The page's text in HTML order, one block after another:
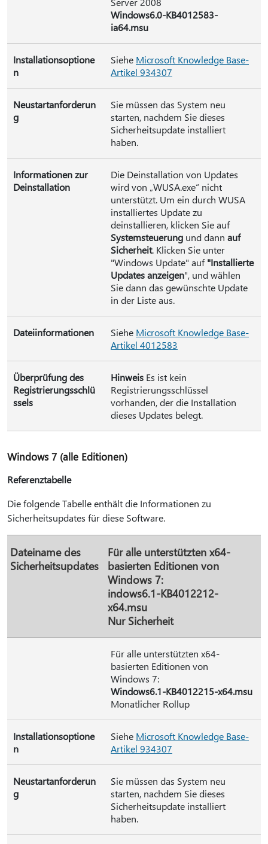
Windows6.0-KB4012583-
ia64.msu
Installationsoptione
n
Siehe Microsoft Knowledge Base-
Artikel 934307
Neustartanforderun
g
Sie müssen das System neu
starten, nachdem Sie dieses
Sicherheitsupdate installiert
haben.
Informationen zur
Deinstallation
Die Deinstallation von Updates
wird von „WUSA.exe“ nicht
unterstützt. Um ein durch WUSA
installiertes Update zu
deinstallieren, klicken Sie auf
Systemsteuerung und dann auf
Sicherheit. Klicken Sie unter
"Windows Update" auf"Installierte
Updates anzeigen", und wählen
Sie dann das gewünschte Update
in der Liste aus.
Dateiinformationen Siehe Microsoft Knowledge Base-
Artikel 4012583
Überprüfung des
Registrierungsschlü
ssels
Hinweis Es ist kein
Registrierungsschlüssel
vorhanden, der die Installation
dieses Updates belegt.
Windows 7 (alle Editionen)
Referenztabelle
Die folgende Tabelle enthält die Informationen zu
Sicherheitsupdates für diese Software.
Dateiname des
Sicherheitsupdates
Für alle unterstützten x64-
basierten Editionen von
Windows 7:
indows6.1-KB4012212-
x64.msu
Nur Sicherheit
Für alle unterstützten x64-
basierten Editionen von
Windows 7:
Windows6.1-KB4012215-x64.msu
Monatlicher Rollup
Installationsoptione
n
Siehe Microsoft Knowledge Base-
Artikel 934307
Neustartanforderun
g
Sie müssen das System neu
starten, nachdem Sie dieses
Sicherheitsupdate installiert
haben.